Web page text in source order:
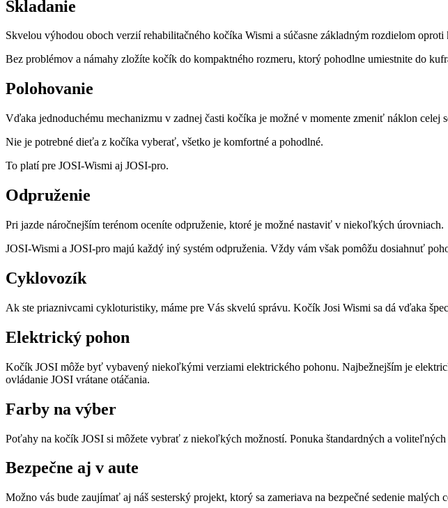
Skladanie
Skvelou výhodou oboch verzií rehabilitačného kočíka Wismi a súčasne základným rozdielom
Bez problémov a námahy zložíte kočík do kompaktného rozmeru, ktorý pohodlne umiestnite do
Polohovanie
Vďaka jednoduchému mechanizmu v zadnej časti kočíka je možné v momente zmeniť náklon celej
Nie je potrebné dieťa z kočíka vyberať, všetko je komfortné a pohodlné.
To platí pre JOSI-Wismi aj JOSI-pro.
Odpruženie
Pri jazde náročnejším terénom oceníte odpruženie, ktoré je možné nastaviť v niekoľkých úrovniach.
JOSI-Wismi a JOSI-pro majú každý iný systém odpruženia. Vždy vám však pomôžu dosiahnuť
Cyklovozík
Ak ste priaznivcami cykloturistiky, máme pre Vás skvelú správu. Kočík Josi Wismi sa dá vďaka
Elektrický pohon
Kočík JOSI môže byť vybavený niekoľkými verziami elektrického pohonu. Najbežnejším je
ovládanie JOSI vrátane otáčania.
Farby na výber
Poťahy na kočík JOSI si môžete vybrať z niekoľkých možností. Ponuka štandardných a
Bezpečne aj v aute
Možno vás bude zaujímať aj náš sesterský projekt, ktorý sa zameriava na bezpečné sedenie malých